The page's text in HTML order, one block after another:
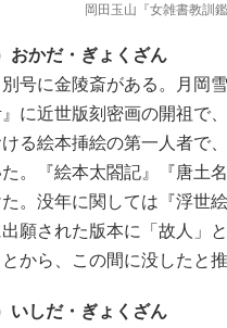
岡田玉山『女雑書教訓
おかだ・ぎょくざん
号に金陵斎がある。月岡
に近世版刻密画の開祖で
る絵本挿絵の第一人者で
。『絵本太閤記』『唐土
。没年に関しては『浮世
願された版本に「故人」
から、この間に没したと推
いしだ・ぎょくざん